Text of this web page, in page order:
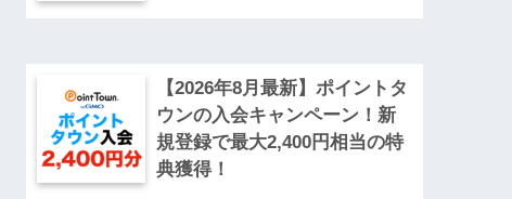
【2026年8月最新】ポイントタ
ウンの入会キャンペーン！新
規登録で最大2,400円相当の特
典獲得！